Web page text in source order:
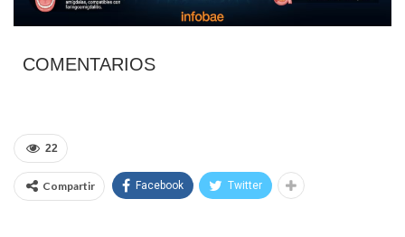
COMENTARIOS
22
Compartir Facebook Twitter